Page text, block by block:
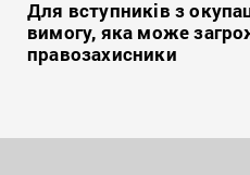
Для вступників з
вимогу, яка може
правозахисники